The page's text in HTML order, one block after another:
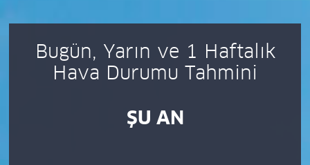
Bugün, Yarın ve 1 Haftalık
Hava Durumu Tahmini
ŞU AN
Haber Arşivi